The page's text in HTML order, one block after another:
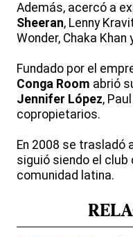
Además, acercó a
Sheeran, Lenny
Wonder, Chaka
Fundado por el
Conga Room abrió
Jennifer López,
copropietarios.
En 2008 se trasladó
siguió siendo el club
comunidad latina.